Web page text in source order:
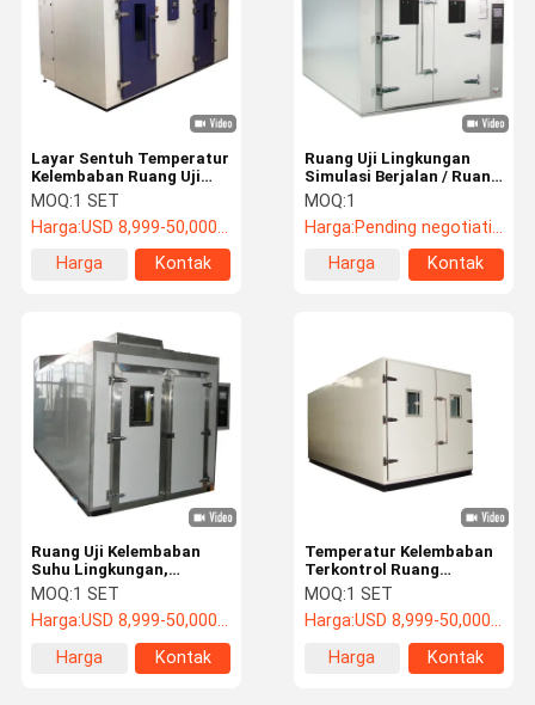
Universal mesin pengujian
plastik pengujian peralatan
peralatan pengujian karet
Ruang uji garam semprot
Paket pengujian peralatan
alat uji kertas
kekerasan pengujian mesin
Perekat Testing Equipment
Alat Ukur Optik
Termometer inframerah medis
Ruang Uji Lingkungan
Simulasi Berjalan / Ruang
Uji Kelembaban Suhu
MOQ:1
Harga:Pending negotiation
Harga
Kontak
Layar Sentuh Temperatur
Kelembaban Ruang Uji
Iklim, Peralatan
Pengujian Lingkungan
MOQ:1 SET
Harga:USD 8,999-50,000/set
Harga
Kontak
Temperatur Kelembaban
Terkontrol Ruang
Lingkungan Berjalan -
Dalam Warna Abu-abu
MOQ:1 SET
Harga:USD 8,999-50,000/set
Harga
Kontak
Ruang Uji Kelembaban
Suhu Lingkungan,
Stabilitas Berjalan Di
Kamar Untuk Mobil
MOQ:1 SET
Harga:USD 8,999-50,000/set
Harga
Kontak